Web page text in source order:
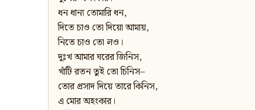
ধন ধান্য তোমারি ধন,
দিতে চাও তো দিয়ো আমায়,
নিতে চাও তো লও।
দুঃখ আমার ঘরের জিনিস,
খাঁটি রতন তুই তো চিনিস–
তোর প্রসাদ দিয়ে তারে কিনিস,
এ মোর অহংকার।